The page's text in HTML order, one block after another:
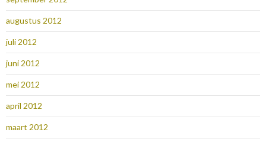
augustus 2012
juli 2012
juni 2012
mei 2012
april 2012
maart 2012